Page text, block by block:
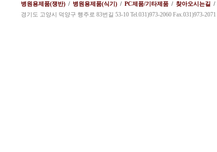
병원용제품(쟁반) / 병원용제품(식기) / PC제품/기타제품 / 찾아오시는길
경기도 고양시 덕양구 행주로 83번길 53-10 Tel.031)973-2060 Fax.031)973-